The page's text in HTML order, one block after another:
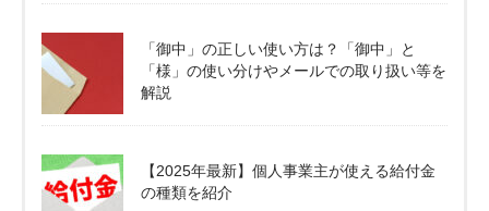
「御中」の正しい使い方は？「御中」と
「様」の使い分けやメールでの取り扱い等を
解説
【2025年最新】個人事業主が使える給付金
の種類を紹介